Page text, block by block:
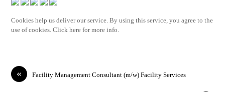
Cookies help us deliver our service. By using this service, you agree to the
use of cookies. Click here for more info.
« Facility Management Consultant (m/w) Facility Services